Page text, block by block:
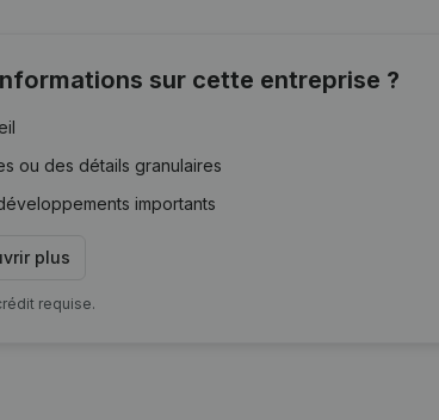
sur cette entreprise ?
ou des détails granulaires
importants
plus
requise.